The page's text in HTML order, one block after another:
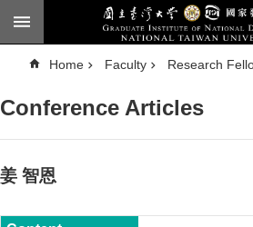
Skip to main content
n
c
d
e
a
h
Home Faculty Research
Conference Articles
姜 智恩